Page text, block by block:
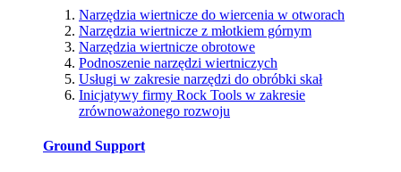
Narzędzia wiertnicze do wiercenia w otworach
Narzędzia wiertnicze z młotkiem górnym
Narzędzia wiertnicze obrotowe
Podnoszenie narzędzi wiertniczych
Usługi w zakresie narzędzi do obróbki skał
Inicjatywy firmy Rock Tools w zakresie
zrównoważonego rozwoju
Ground Support